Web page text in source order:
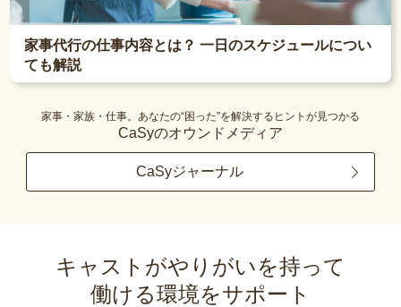
家事代行の仕事内容とは？ 一日のスケジュールについ
ても解説
家事・家族・仕事。あなたの“困った”を解決するヒントが見つかる
CaSyのオウンドメディア
CaSyジャーナル
キャストがやりがいを持って
働ける環境をサポート